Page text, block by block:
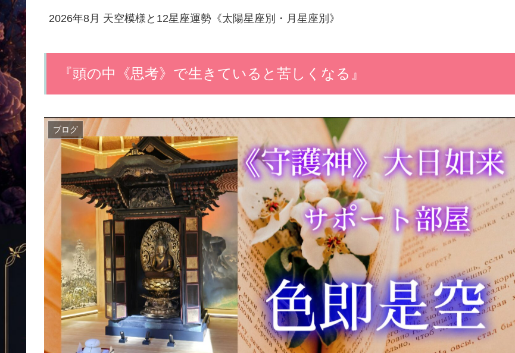
2026年8月 天空模様と12星座運勢《太陽星座別・月星座別》
『頭の中《思考》で生きていると苦しくなる』
ブログ